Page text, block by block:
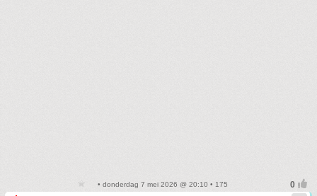
• donderdag 7 mei 2026 @ 20:10 • 175